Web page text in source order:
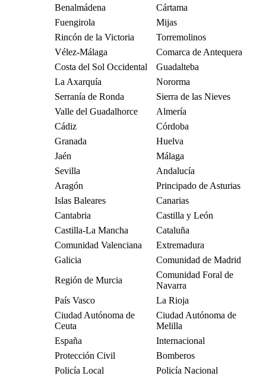
Benalmádena
Cártama
Fuengirola
Mijas
Rincón de la Victoria
Torremolinos
Vélez-Málaga
Comarca de Antequera
Costa del Sol Occidental
Guadalteba
La Axarquía
Nororma
Serranía de Ronda
Sierra de las Nieves
Valle del Guadalhorce
Almería
Cádiz
Córdoba
Granada
Huelva
Jaén
Málaga
Sevilla
Andalucía
Aragón
Principado de Asturias
Islas Baleares
Canarias
Cantabria
Castilla y León
Castilla-La Mancha
Cataluña
Comunidad Valenciana
Extremadura
Galicia
Comunidad de Madrid
Región de Murcia
Comunidad Foral de
Navarra
País Vasco
La Rioja
Ciudad Autónoma de
Ceuta
Ciudad Autónoma de
Melilla
España
Internacional
Protección Civil
Bomberos
Policía Local
Policía Nacional